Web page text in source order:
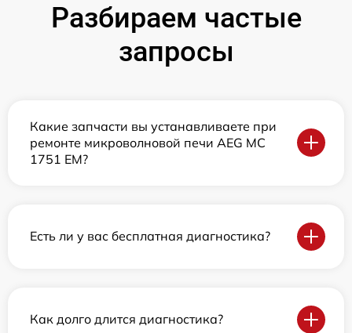
Разбираем частые
запросы
Какие запчасти вы устанавливаете при
ремонте микроволновой печи AEG MC
1751 EM?
Есть ли у вас бесплатная диагностика?
Как долго длится диагностика?